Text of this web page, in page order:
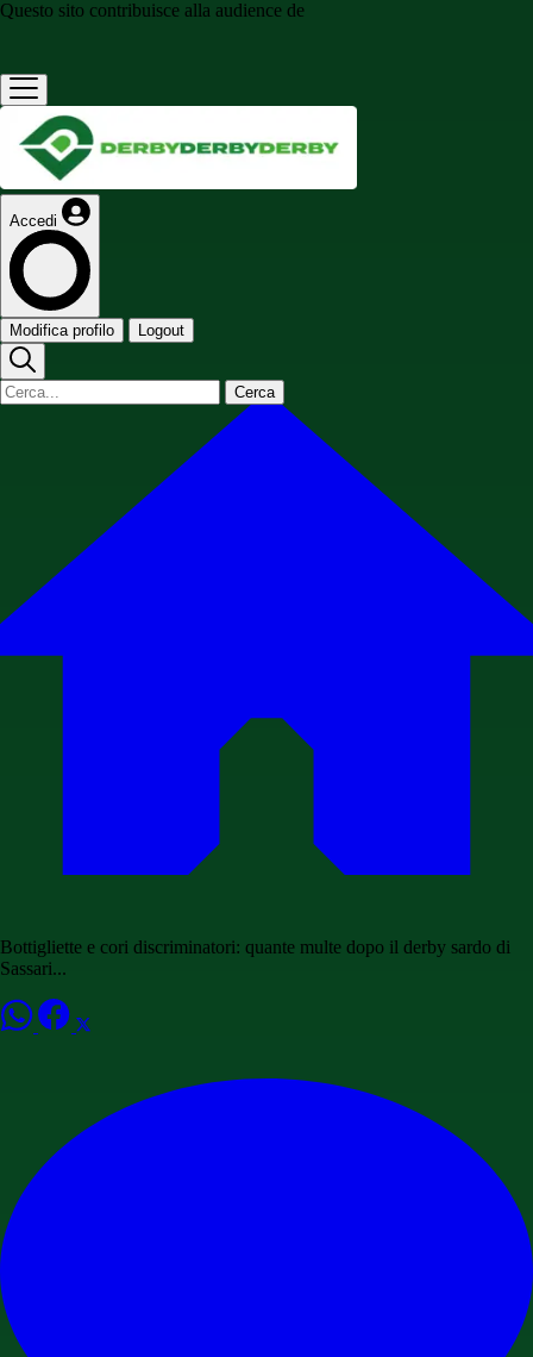
Questo sito contribuisce alla audience de
Accedi
Modifica profilo Logout
Cerca
Bottigliette e cori discriminatori: quante multe dopo il derby sardo di
Sassari...